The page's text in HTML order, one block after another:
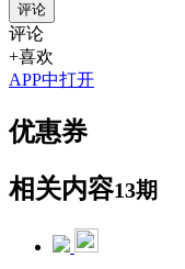
评论
评论
+喜欢
APP中打开
优惠券
相关内容13期